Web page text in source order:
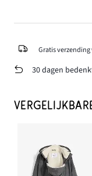
Gratis verzending
30 dagen